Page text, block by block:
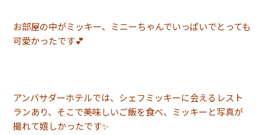
お部屋の中がミッキー、ミニーちゃんでいっぱいでとっても
可愛かったです💕
アンバサダーホテルでは、シェフミッキーに会えるレスト
ランあり、そこで美味しいご飯を食べ、ミッキーと写真が
撮れて嬉しかったです✨